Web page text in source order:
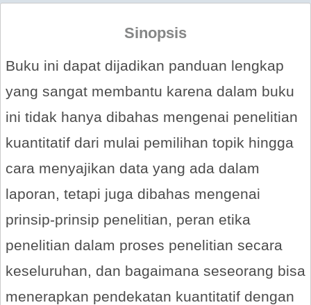
Sinopsis
Buku ini dapat dijadikan panduan lengkap
yang sangat membantu karena dalam buku
ini tidak hanya dibahas mengenai penelitian
kuantitatif dari mulai pemilihan topik hingga
cara menyajikan data yang ada dalam
laporan, tetapi juga dibahas mengenai
prinsip-prinsip penelitian, peran etika
penelitian dalam proses penelitian secara
keseluruhan, dan bagaimana seseorang bisa
menerapkan pendekatan kuantitatif dengan